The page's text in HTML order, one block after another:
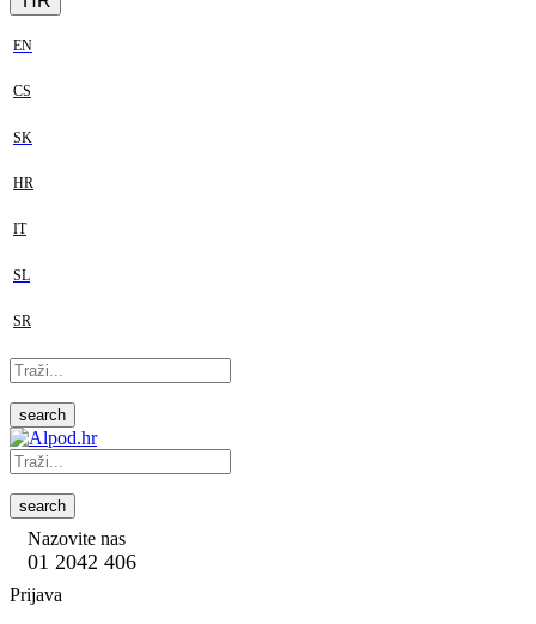
EN
CS
SK
HR
IT
SL
SR
search
search
Nazovite nas
01 2042 406
Prijava